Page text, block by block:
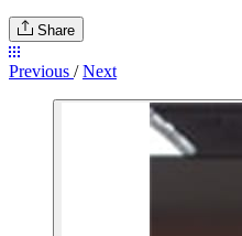
Share
Previous / Next